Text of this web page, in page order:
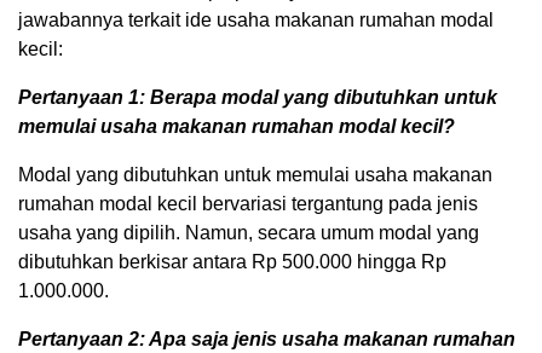
jawabannya terkait ide usaha makanan rumahan modal
kecil:
Pertanyaan 1: Berapa modal yang dibutuhkan untuk
memulai usaha makanan rumahan modal kecil?
Modal yang dibutuhkan untuk memulai usaha makanan
rumahan modal kecil bervariasi tergantung pada jenis
usaha yang dipilih. Namun, secara umum modal yang
dibutuhkan berkisar antara Rp 500.000 hingga Rp
1.000.000.
Pertanyaan 2: Apa saja jenis usaha makanan rumahan